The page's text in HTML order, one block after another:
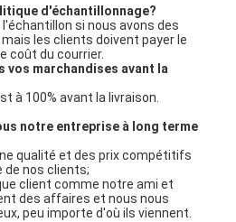
d'échantillonnage?
l'échantillon si nous avons des
les clients doivent payer le
coût du courrier.
vos marchandises avant la
à 100% avant la livraison.
notre entreprise à long terme
qualité et des prix compétitifs
de nos clients;
client comme notre ami et
des affaires et nous nous
peu importe d'où ils viennent.